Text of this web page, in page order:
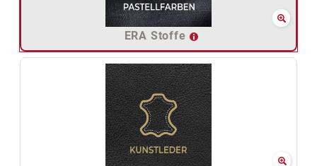
ERA Stoffe